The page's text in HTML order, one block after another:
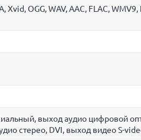
Xvid, OGG, WAV, AAC, FLAC,
выход аудио цифровой
стерео, DVI, выход видео S-